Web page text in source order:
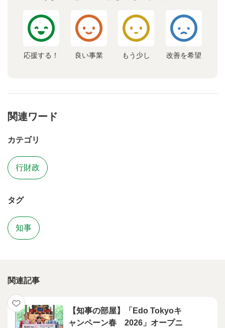
応援する！ 良い事業 もう少し 改善を希望
関連ワード
カテゴリ
行財政
タグ
知事
関連記事
【知事の部屋】「Edo Tokyoキ
ャンペーン春 2026」オープニ